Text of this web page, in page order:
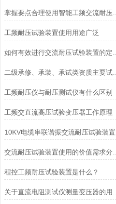
掌握要点合理使用智能工频交流耐压试验装置
工频耐压试验装置使用用途广泛
二级承修、承装、承试类资质主要试验设备配置表
工频耐压仪与耐压测试仪有什么区别
工频交直流高压试验变压器工作原理
10KV电缆串联谐振交流耐压试验装置
程控工频耐压试验装置是什么？